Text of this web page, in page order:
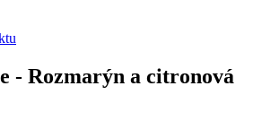
- Rozmarýn a citronová